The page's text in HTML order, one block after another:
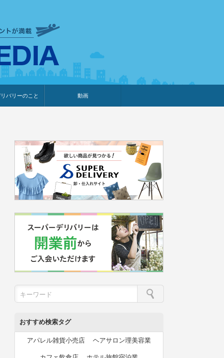
バリーのこと 動画
おすすめ検索タグ
アパレル雑貨小売店 ヘアサロン理美容業